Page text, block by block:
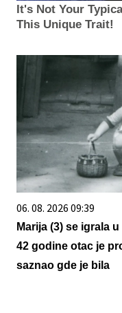
It's Not Your
This Unique Trait!
06. 08. 2026 09:39
Marija (3) se igrala
42 godine otac je
saznao gde je bila